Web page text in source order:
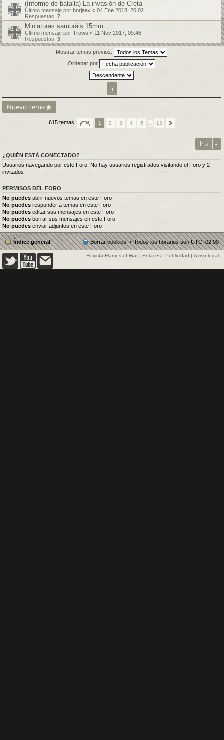
(Informe de batalla) La invasión de Creta
Último mensaje por borjaav « 04 Ene 2018, 20:02
Respuestas: 7
Miniaturas samuráis 15mm
Último mensaje por Trows « 11 Nov 2017, 09:46
Respuestas: 3
Mostrar temas previos:
Ordenar por
Nuevo Tema
615 temas 1 2 3 4 5 13
Ir a
¿QUIÉN ESTÁ CONECTADO?
Usuarios navegando por este Foro: No hay usuarios registrados visitando el Foro y 2
invitados
PERMISOS DEL FORO
No puedes abrir nuevos temas en este Foro
No puedes responder a temas en este Foro
No puedes editar sus mensajes en este Foro
No puedes borrar sus mensajes en este Foro
No puedes enviar adjuntos en este Foro
Índice general Todos los horarios sonUTC+02:00
Borrar cookies
Revista Flames of War | Enlaces | Publicidad | Aviso legal